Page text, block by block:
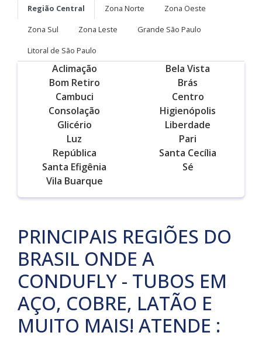
Região Central Zona Norte
Zona Oeste
Zona Sul
Zona Leste
Grande São Paulo
Litoral de São Paulo
Aclimação
Bela Vista
Bom Retiro
Brás
Cambuci
Centro
Consolação
Higienópolis
Glicério
Liberdade
Luz
Pari
República
Santa Cecília
Santa Efigênia
Sé
Vila Buarque
PRINCIPAIS REGIÕES DO
BRASIL ONDE A
CONDUFLY - TUBOS EM
AÇO, COBRE, LATÃO E
MUITO MAIS! ATENDE :